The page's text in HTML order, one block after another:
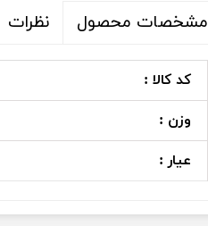
مشخصات محصول نظرات
کد کالا :
وزن :
عیار :